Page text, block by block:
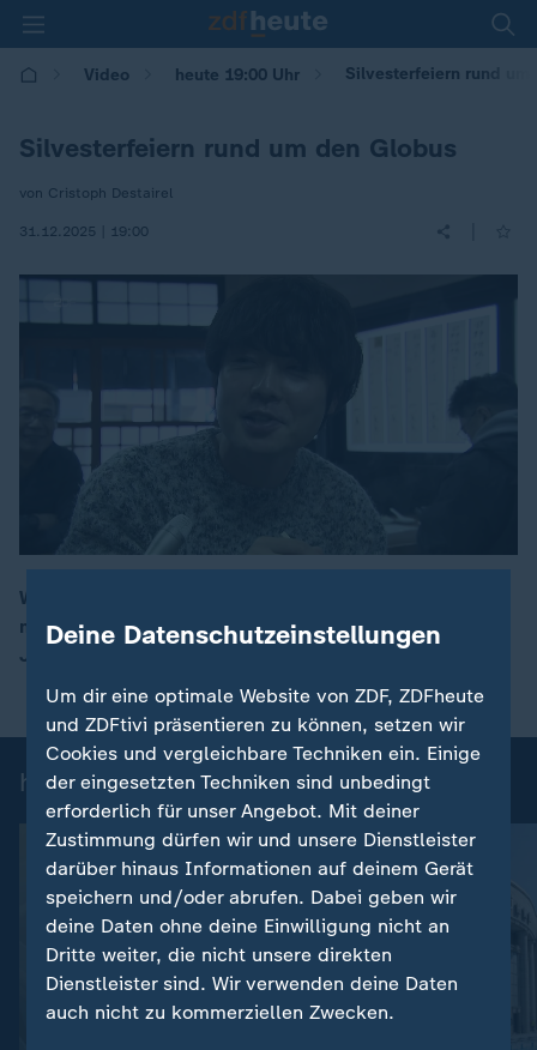
Video heute 19:00 Uhr Silvesterfeiern rund um
Silvesterfeiern rund um den Globus
von Cristoph Destairel
31.12.2025 | 19:00
00:15
Während die Deutschen noch einige Stunden warten
müssen, haben Milliarden Menschen schon das neue
Jahr begrüßt – mit ganz unterschiedlichen Bräuchen.
heute 19:00 Uhr: Einzelbeiträge
Deine Datenschutzeinstellungen
Um dir eine optimale Website von ZDF, ZDFheute
und ZDFtivi präsentieren zu können, setzen wir
Cookies und vergleichbare Techniken ein. Einige
der eingesetzten Techniken sind unbedingt
erforderlich für unser Angebot. Mit deiner
Zustimmung dürfen wir und unsere Dienstleister
darüber hinaus Informationen auf deinem Gerät
speichern und/oder abrufen. Dabei geben wir
deine Daten ohne deine Einwilligung nicht an
Dritte weiter, die nicht unsere direkten
Dienstleister sind. Wir verwenden deine Daten
auch nicht zu kommerziellen Zwecken.